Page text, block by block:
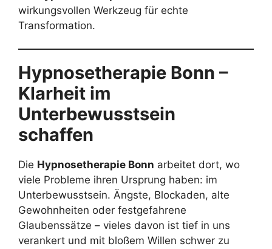
wirkungsvollen Werkzeug für echte
Transformation.
Hypnosetherapie Bonn –
Klarheit im
Unterbewusstsein
schaffen
Die Hypnosetherapie Bonn arbeitet dort, wo
viele Probleme ihren Ursprung haben: im
Unterbewusstsein. Ängste, Blockaden, alte
Gewohnheiten oder festgefahrene
Glaubenssätze – vieles davon ist tief in uns
verankert und mit bloßem Willen schwer zu